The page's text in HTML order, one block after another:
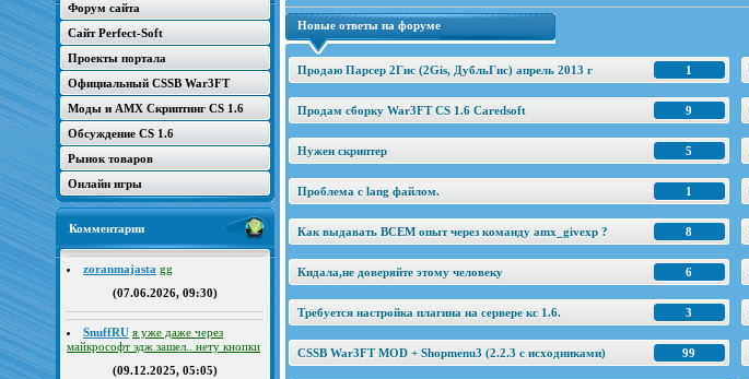
Форум сайта
Сайт Perfect-Soft
Проекты портала
Официальный CSSB War3FT
Моды и AMX Скриптинг CS 1.6
Обсуждение CS 1.6
Рынок товаров
Онлайн игры
Комментарии
zoranmajasta gg
(07.06.2026, 09:30)
SnuffRU я уже даже через
майкрософт эдж зашел.. нету кнопки
(09.12.2025, 05:05)
Новые ответы на форуме
1
Продаю Парсер 2Гис (2Gis, ДубльГис) апрель 2013 г
9
Продам сборку War3FT CS 1.6 Caredsoft
5
Нужен скриптер
1
Проблема с lang файлом.
8
Как выдавать ВСЕМ опыт через команду amx_givexp ?
6
Кидала,не доверяйте этому человеку
3
Требуется настройка плагина на сервере кс 1.6.
99
CSSB War3FT MOD + Shopmenu3 (2.2.3 c исходниками)